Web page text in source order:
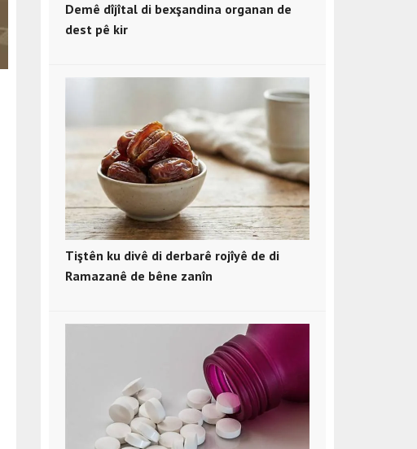
Demê dîjîtal di bexşandina organan de
dest pê kir
Tiştên ku divê di derbarê rojîyê de di
Ramazanê de bêne zanîn